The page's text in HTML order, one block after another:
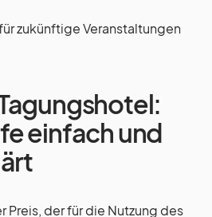
zukünftige Veranstaltungen
einfach und
Preis, der für die Nutzung des